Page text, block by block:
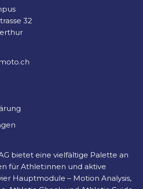
32
bietet eine vielfältige Palette an
für Athlet:innen und aktive
Hauptmodule – Motion Analysis,